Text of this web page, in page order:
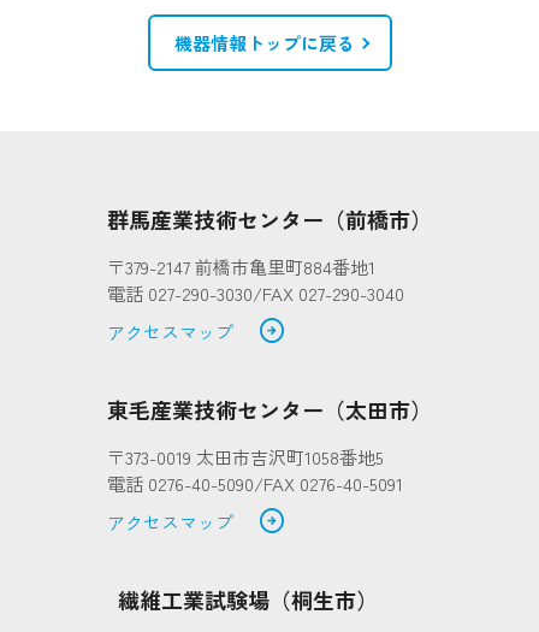
機器情報トップに戻る
群馬産業技術センター（前橋市）
〒379-2147 前橋市亀里町884番地1
電話 027-290-3030/FAX 027-290-3040
アクセスマップ
arrow_circle_right
東毛産業技術センター（太田市）
〒373-0019 太田市吉沢町1058番地5
電話 0276-40-5090/FAX 0276-40-5091
アクセスマップ
arrow_circle_right
繊維工業試験場（桐生市）